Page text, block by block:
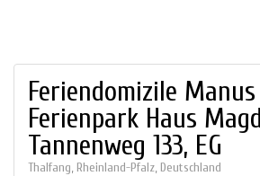
Feriendomizile
Ferienpark Haus
Tannenweg 133, EG
Thalfang, Rheinland-Pfalz, Deutschland